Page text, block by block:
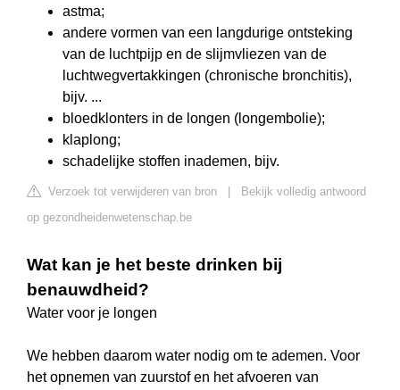
astma;
andere vormen van een langdurige ontsteking
van de luchtpijp en de slijmvliezen van de
luchtwegvertakkingen (chronische bronchitis),
bijv. ...
bloedklonters in de longen (longembolie);
klaplong;
schadelijke stoffen inademen, bijv.
Verzoek tot verwijderen van bron
Bekijk volledig antwoord
op gezondheidenwetenschap.be
Wat kan je het beste drinken bij
benauwdheid?
Water voor je longen
We hebben daarom water nodig om te ademen. Voor
het opnemen van zuurstof en het afvoeren van